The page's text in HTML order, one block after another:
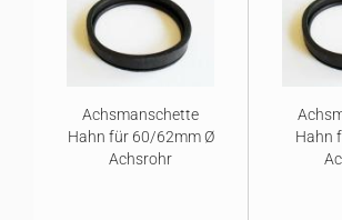
Achsmanschette
Hahn für 60/62mm Ø
Achsrohr
Hahn